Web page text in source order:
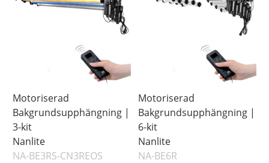
Motoriserad
Bakgrundsupphängning |
3-kit
Nanlite
NA-BE3RS-CN3REOS
Motoriserad
Bakgrundsupphängning |
6-kit
Nanlite
NA-BE6R